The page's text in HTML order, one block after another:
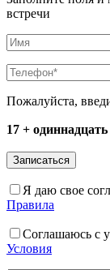
встречи
Пожалуйста,
17 + одиннадцать
Я даю свое
Правила
Соглашаюсь с
Условия